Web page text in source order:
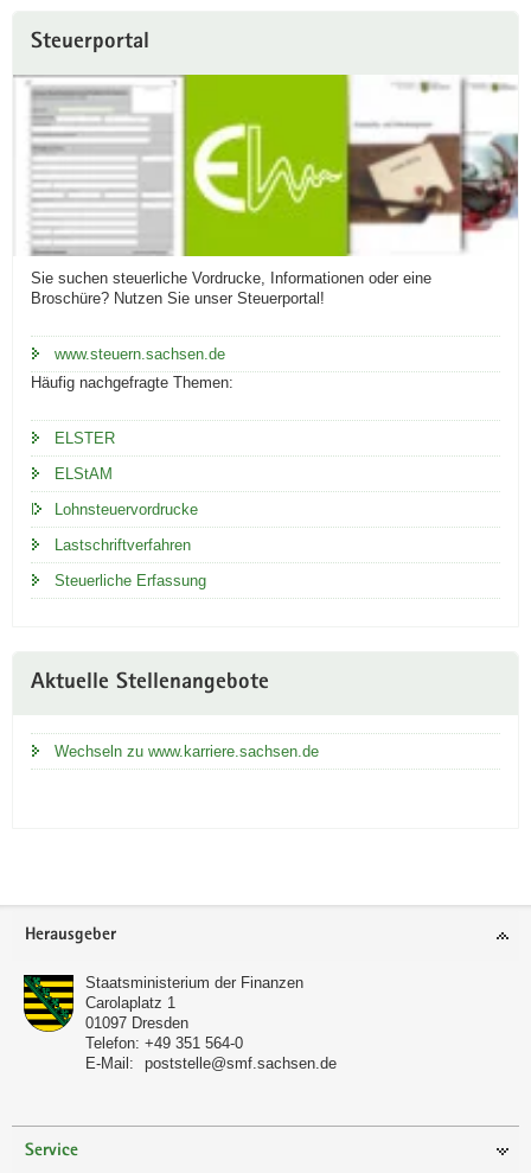
Steuerportal
Sie suchen steuerliche Vordrucke, Informationen oder eine
Broschüre? Nutzen Sie unser Steuerportal!
www.steuern.sachsen.de
Häufig nachgefragte Themen:
ELSTER
ELStAM
Lohnsteuervordrucke
Lastschriftverfahren
Steuerliche Erfassung
Aktuelle Stellenangebote
Wechseln zu www.karriere.sachsen.de
Footer-
Herausgeber
Staatsministerium der Finanzen
Carolaplatz 1
01097 Dresden
Telefon: +49 351 564-0
E-Mail:
poststelle@smf.sachsen.de
Service